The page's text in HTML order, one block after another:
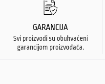
GARANCIJA
Svi proizvodi su obuhvaćeni
garancijom proizvođača.